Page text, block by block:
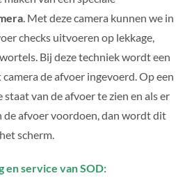
. Met deze camera kunnen we in
checks uitvoeren op lekkage,
Bij deze techniek wordt een
de afvoer ingevoerd. Op een
staat van de afvoer te zien en als er
de afvoer voordoen, dan wordt dit
scherm.
en service van SOD: